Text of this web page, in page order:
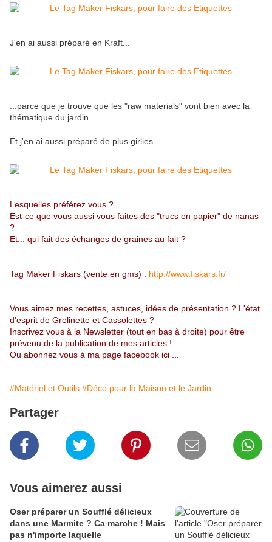
J'en ai aussi préparé en Kraft...
...parce que je trouve que les "raw materials" vont bien avec la
thématique du jardin...
Et j'en ai aussi préparé de plus girlies...
Lesquelles préférez vous ?
Est-ce que vous aussi vous faites des "trucs en papier" de nanas
?
Et... qui fait des échanges de graines au fait ?
Tag Maker Fiskars (vente en gms) : http://www.fiskars.fr/
Vous aimez mes recettes, astuces, idées de présentation ? L'état
d'esprit de Grelinette et Cassolettes ?
Inscrivez vous à la Newsletter (tout en bas à droite) pour être
prévenu de la publication de mes articles !
Ou abonnez vous à ma page facebook ici
#Matériel et Outils #Déco pour la Maison et le Jardin
Partager
Vous aimerez aussi
Oser préparer un Soufflé délicieux
dans une Marmite ? Ca marche ! Mais
pas n'importe laquelle